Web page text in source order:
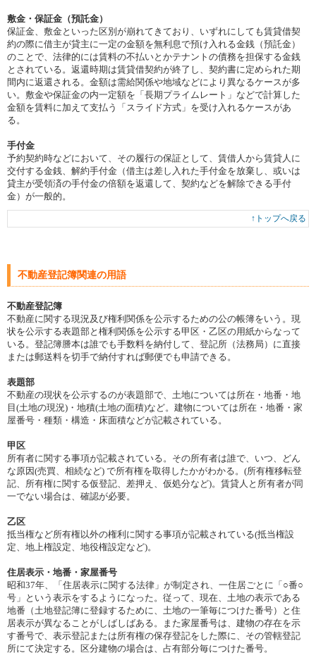
敷金・保証金（預託金）
保証金、敷金といった区別が崩れてきており、いずれにしても賃貸借契
約の際に借主が貸主に一定の金額を無利息で預け入れる金銭（預託金）
のことで、法律的には賃料の不払いとかテナントの債務を担保する金銭
とされている。返還時期は賃貸借契約が終了し、契約書に定められた期
間内に返還される。金額は需給関係や地域などにより異なるケースが多
い。敷金や保証金の内一定額を「長期プライムレート」などで計算した
金額を賃料に加えて支払う「スライド方式」を受け入れるケースがあ
る。
手付金
予約契約時などにおいて、その履行の保証として、賃借人から賃貸人に
交付する金銭、解約手付金（借主は差し入れた手付金を放棄し、或いは
貸主が受領済の手付金の倍額を返還して、契約などを解除できる手付
金）が一般的。
↑トップへ戻る
不動産登記簿関連の用語
不動産登記簿
不動産に関する現況及び権利関係を公示するための公の帳簿をいう。現
状を公示する表題部と権利関係を公示する甲区・乙区の用紙からなって
いる。登記簿謄本は誰でも手数料を納付して、登記所（法務局）に直接
または郵送料を切手で納付すれば郵便でも申請できる。
表題部
不動産の現状を公示するのが表題部で、土地については所在・地番・地
目(土地の現況)・地積(土地の面積)など。建物については所在・地番・家
屋番号・種類・構造・床面積などが記載されている。
甲区
所有者に関する事項が記載されている。その所有者は誰で、いつ、どん
な原因(売買、相続など) で所有権を取得したかがわかる。(所有権移転登
記、所有権に関する仮登記、差押え、仮処分など)。賃貸人と所有者が同
一でない場合は、確認が必要。
乙区
抵当権など所有権以外の権利に関する事項が記載されている(抵当権設
定、地上権設定、地役権設定など)。
住居表示・地番・家屋番号
昭和37年、「住居表示に関する法律」が制定され、一住居ごとに「○番○
号」という表示をするようになった。従って、現在、土地の表示である
地番（土地登記簿に登録するために、土地の一筆毎につけた番号）と住
居表示が異なることがしばしばある。また家屋番号は、建物の存在を示
す番号で、表示登記または所有権の保存登記をした際に、その管轄登記
所にて決定する。区分建物の場合は、占有部分毎につけた番号。